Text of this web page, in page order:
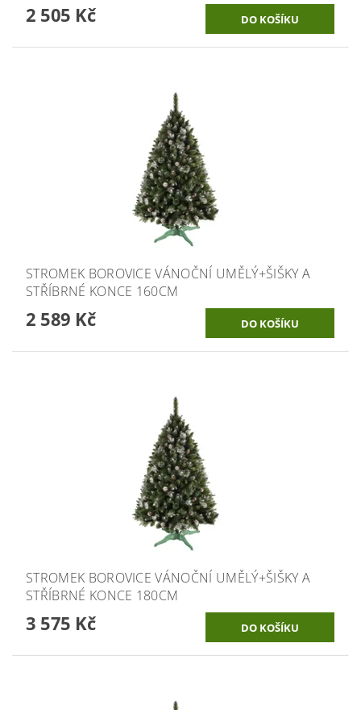
2 505 Kč
STROMEK BOROVICE VÁNOČNÍ UMĚLÝ+ŠIŠKY A
STŘÍBRNÉ KONCE 160CM
2 589 Kč
STROMEK BOROVICE VÁNOČNÍ UMĚLÝ+ŠIŠKY A
STŘÍBRNÉ KONCE 180CM
3 575 Kč